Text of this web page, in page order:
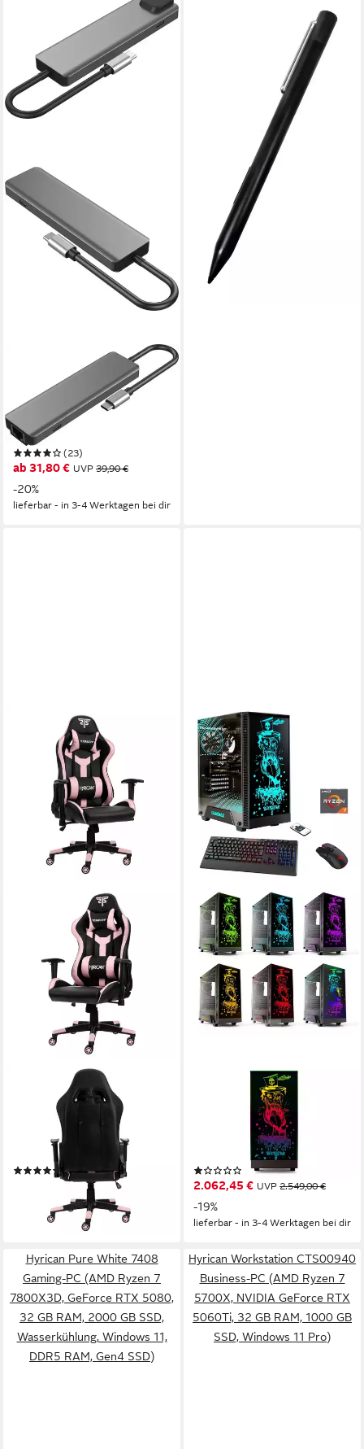
Laptop-Dockingstation ST-
T605 Dockingstation Type-C,
1x RJ-45, 3x USB 3.0, 1x
HDMI
(23)
ab 31,80 € UVP 39,90 €
-20%
lieferbar - in 3-4 Werktagen bei dir
Eingabestift Surface Stylus
Pen für Study/EnWo Pad
lieferbar - in 2-3 Werktagen bei dir
Gaming-Stuhl "Striker
Copilot" schwarz/pink,
Kunstleder, ergonomischer
Gamingstuhl, Bürostuhl,
Schreibtischstuhl, geeignet
für Jugendliche und
Erwachsene
(32)
169,00 €
lieferbar - in 3-4 Werktagen bei dir
Rockstar 7157 Gaming-PC
(AMD Ryzen 7 7700X, RTX
4070, 16 GB RAM, 1000 GB
SSD, Luftkühlung, DDR5,
PCIe SSD Gen4, Windows 11)
(1)
2.062,45 € UVP 2.549,00 €
-19%
lieferbar - in 3-4 Werktagen bei dir
Hyrican Pure White 7408
Gaming-PC (AMD Ryzen 7
7800X3D, GeForce RTX 5080,
32 GB RAM, 2000 GB SSD,
Wasserkühlung, Windows 11,
DDR5 RAM, Gen4 SSD)
Hyrican Workstation CTS00940
Business-PC (AMD Ryzen 7
5700X, NVIDIA GeForce RTX
5060Ti, 32 GB RAM, 1000 GB
SSD, Windows 11 Pro)